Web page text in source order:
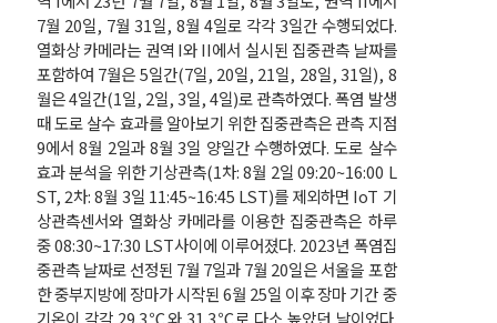
7월 20일, 7월 31일, 8월 4일로 각각 3일간 수행되었다.
열화상 카메라는 권역 I와 II에서 실시된 집중관측 날짜를
포함하여 7월은 5일간(7일, 20일, 21일, 28일, 31일), 8
월은 4일간(1일, 2일, 3일, 4일)로 관측하였다. 폭염 발생
때 도로 살수 효과를 알아보기 위한 집중관측은 관측 지점
9에서 8월 2일과 8월 3일 양일간 수행하였다. 도로 살수
효과 분석을 위한 기상관측(1차: 8월 2일 09:20~16:00 L
ST, 2차: 8월 3일 11:45~16:45 LST)를 제외하면 IoT 기
상관측센서와 열화상 카메라를 이용한 집중관측은 하루
중 08:30~17:30 LST사이에 이루어졌다. 2023년 폭염집
중관측 날짜로 선정된 7월 7일과 7월 20일은 서울을 포함
한 중부지방에 장마가 시작된 6월 25일 이후 장마 기간 중
기온이 각각 29.3℃와 31.3℃로 다소 높았던 날이었다.